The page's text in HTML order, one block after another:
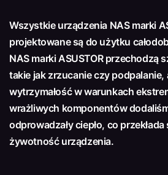
Wszystkie urządzenia NAS marki
projektowane są do użytku
NAS marki ASUSTOR przechodzą
takie jak zrzucanie czy
wytrzymałość w warunkach
wrażliwych komponentów
odprowadzały ciepło, co
żywotność urządzenia.